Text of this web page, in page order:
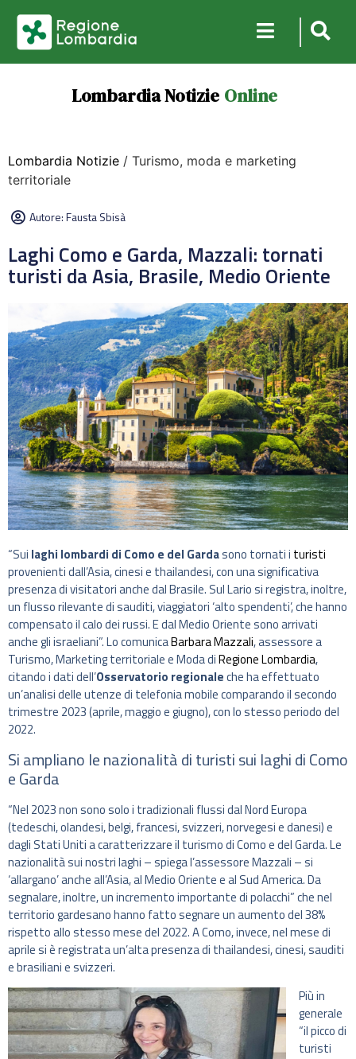
Lombardia Notizie Online
Lombardia Notizie / Turismo, moda e marketing
territoriale
Autore:Fausta Sbisà
Laghi Como e Garda, Mazzali: tornati
turisti da Asia, Brasile, Medio Oriente
“Sui laghi lombardi di Como e del Gardasono tornati i turisti
provenienti dall’Asia, cinesi e thailandesi, con una significativa
presenza di visitatori anche dal Brasile. Sul Lario si registra, inoltre,
un flusso rilevante di sauditi, viaggiatori ‘alto spendenti’, che hanno
compensato il calo dei russi. E dal Medio Oriente sono arrivati
anche gli israeliani”. Lo comunicaBarbara Mazzali, assessore a
Turismo, Marketing territoriale e Moda diRegione Lombardia,
citando i dati dell’Osservatorio regionaleche ha effettuato
un’analisi delle utenze di telefonia mobile comparando il secondo
trimestre 2023 (aprile, maggio e giugno), con lo stesso periodo del
2022.
Si ampliano le nazionalità di turisti sui laghi di Como
e Garda
“Nel 2023 non sono solo i tradizionali flussi dal Nord Europa
(tedeschi, olandesi, belgi, francesi, svizzeri, norvegesi e danesi) e
dagli Stati Uniti a caratterizzare il turismo di Como e del Garda. Le
nazionalità sui nostri laghi – spiega l’assessore Mazzali – si
‘allargano’ anche all’Asia, al Medio Oriente e al Sud America. Da
segnalare, inoltre, un incremento importante di polacchi” che nel
territorio gardesano hanno fatto segnare un aumento del 38%
rispetto allo stesso mese del 2022. A Como, invece, nel mese di
aprile si è registrata un’alta presenza di thailandesi, cinesi, sauditi
e brasiliani e svizzeri.
Più in
generale
“il picco di
turisti